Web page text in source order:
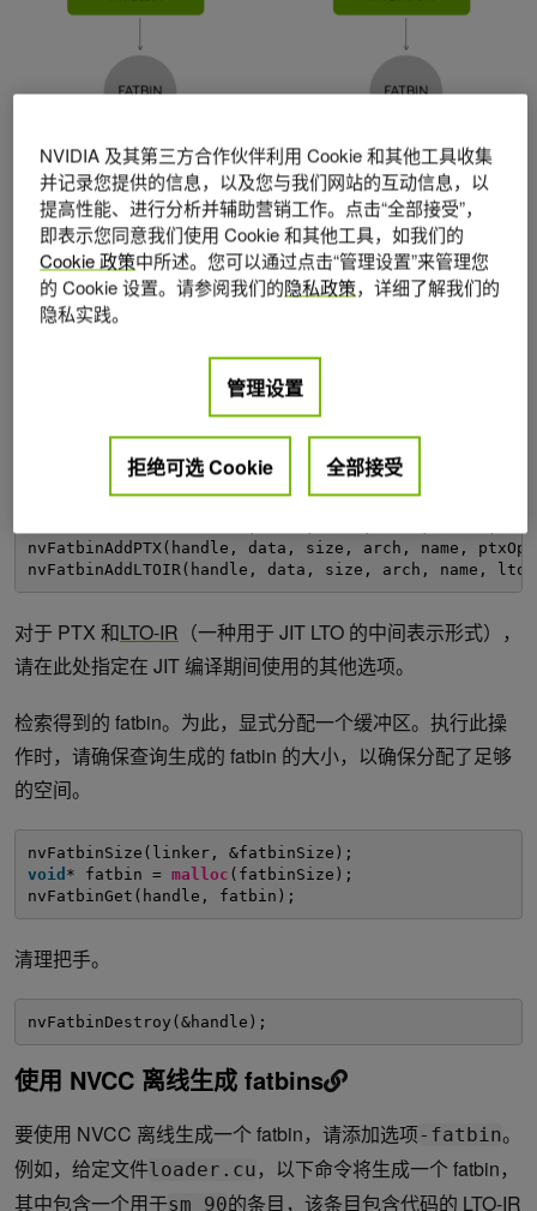
图 1。与使用 nvFatbin 库相比，现有的 fatbinary 命令行工具
如何使运行时 fatbin 创建正常工作
创建稍后要引用的句柄，以便将相关的设备代码插入到
fatbinary 中。
nvFatbinCreate(&handle, numOptions, options);
使用取决于输入类型的函数，添加要放入 fatbin 的设备代
nvFatbinAddPTX(handle, data, size, arch, name,
nvFatbinAddLTOIR(handle, data, size, arch, name,
对于 PTX 和LTO-IR （一种用于 JIT LTO 的中间表示形式），
请在此处指定在 JIT 编译期间使用的其他选项。
检索得到的 fatbin。为此，显式分配一个缓冲区。执行此操
作时，请确保查询生成的 fatbin 的大小，以确保分配了足够
的空间。
nvFatbinSize(linker, &fatbinSize);
void * fatbin = malloc (fatbinSize);
nvFatbinGet(handle, fatbin);
清理把手。
nvFatbinDestroy(&handle);
使用 NVCC 离线生成 fatbins
要使用 NVCC 离线生成一个 fatbin，请添加选项-fatbin。
例如，给定文件loader.cu ，以下命令将生成一个 fatbin，
其中包含一个用于sm_90的条目，该条目包含代码的 LTO-IR
NVIDIA 及其第三方合作伙伴利用 Cookie 和其他工具收集
并记录您提供的信息，以及您与我们网站的互动信息，以
提高性能、进行分析并辅助营销工作。点击“全部接受”，
即表示您同意我们使用 Cookie 和其他工具，如我们的
Cookie 政策中所述。您可以通过点击“管理设置”来管理您
的 Cookie 设置。请参阅我们的隐私政策，详细了解我们的
隐私实践。
管理设置
拒绝可选 Cookie 全部接受